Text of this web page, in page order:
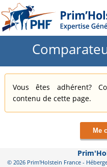
Vous êtes adhérent?
contenu de cette page.
Me
© 2026 Prim'Holstein France -